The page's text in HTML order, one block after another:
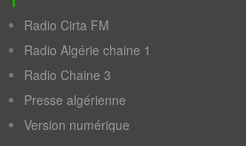
Radio Cirta FM
Radio Algérie chaine 1
Radio Chaine 3
Presse algérienne
Version numérique